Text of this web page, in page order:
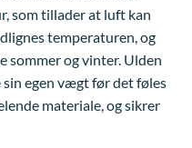
som tillader at luft kan
temperaturen, og
sommer og vinter. Ulden
sin egen vægt før det føles
materiale, og sikrer